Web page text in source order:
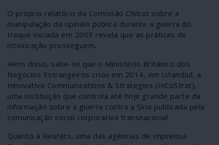
O próprio relatório da Comissão Chilcot sobre a
manipulação da opinião pública durante a guerra do
Iraque iniciada em 2003 revela que as práticas de
intoxicação prosseguem.
Além disso, sabe-se que o Ministério Britânico dos
Negócios Estrangeiros criou em 2014, em Istambul, a
Innovative Communications & Strategies (InCoStrat),
uma instituição que controla até hoje grande parte da
informação sobre a guerra contra a Síria publicada pela
comunicação social corporativa transnacional.
Quanto à Reuters, uma das agências de imprensa